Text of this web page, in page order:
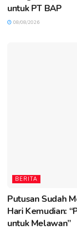
untuk PT BAP
08/08/2026
BERITA
Putusan Sudah
Hari Kemudian:
untuk Melawan”